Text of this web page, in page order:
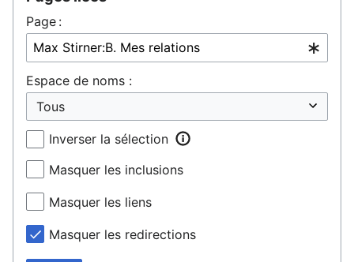
Page :
Espace de noms :
Inverser la sélection
Masquer les inclusions
Masquer les liens
Masquer les redirections